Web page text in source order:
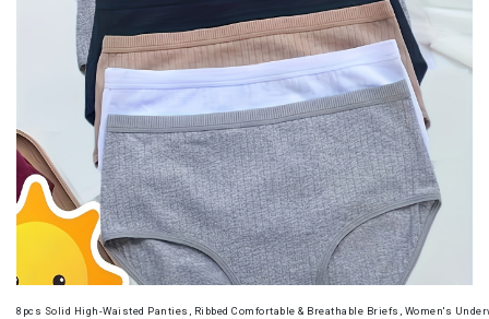
8pcs Solid High-Waisted Panties, Ribbed Comfortable & Breathable Briefs, Women's